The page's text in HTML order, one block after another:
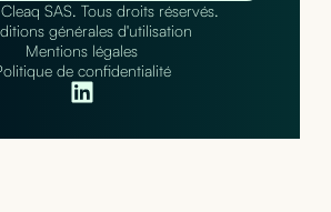
SAS. Tous droits réservés.
générales d'utilisation
Mentions légales
de confidentialité